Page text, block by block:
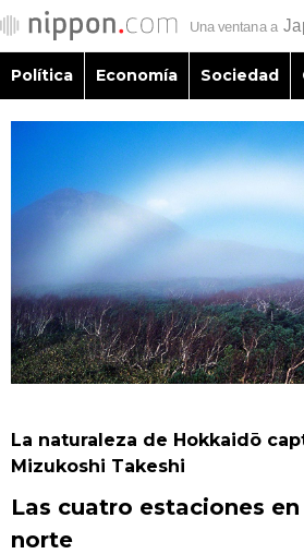
Política
Economía
Sociedad
Tecnología
Vida
Política Economía Sociedad
La naturaleza de Hokkaidō
Mizukoshi Takeshi
Las cuatro estaciones
norte